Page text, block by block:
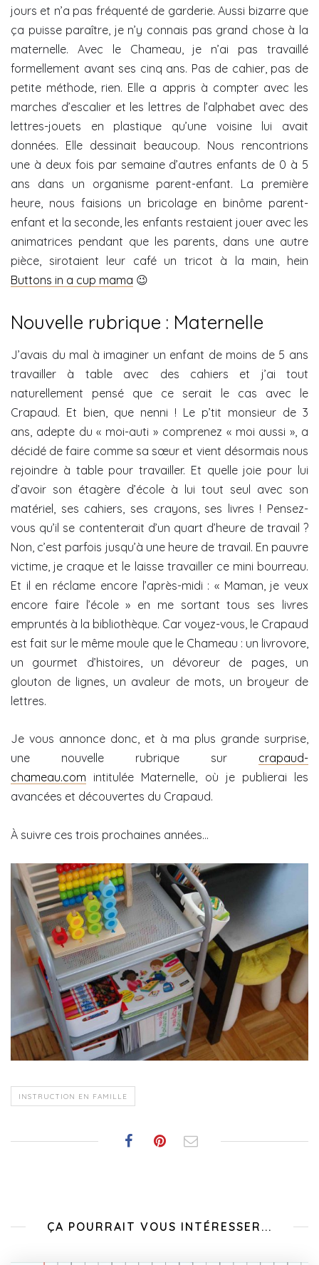
jours et n’a pas fréquenté de garderie. Aussi bizarre que
ça puisse paraître, je n’y connais pas grand chose à la
maternelle. Avec le Chameau, je n’ai pas travaillé
formellement avant ses cinq ans. Pas de cahier, pas de
petite méthode, rien. Elle a appris à compter avec les
marches d’escalier et les lettres de l’alphabet avec des
lettres-jouets en plastique qu’une voisine lui avait
données. Elle dessinait beaucoup. Nous rencontrions
une à deux fois par semaine d’autres enfants de 0 à 5
ans dans un organisme parent-enfant. La première
heure, nous faisions un bricolage en binôme parent-
enfant et la seconde, les enfants restaient jouer avec les
animatrices pendant que les parents, dans une autre
pièce, sirotaient leur café un tricot à la main, hein
Buttons in a cup mama 😉
Nouvelle rubrique : Maternelle
J’avais du mal à imaginer un enfant de moins de 5 ans
travailler à table avec des cahiers et j’ai tout
naturellement pensé que ce serait le cas avec le
Crapaud. Et bien, que nenni ! Le p’tit monsieur de 3
ans, adepte du « moi-auti » comprenez « moi aussi », a
décidé de faire comme sa sœur et vient désormais nous
rejoindre à table pour travailler. Et quelle joie pour lui
d’avoir son étagère d’école à lui tout seul avec son
matériel, ses cahiers, ses crayons, ses livres ! Pensez-
vous qu’il se contenterait d’un quart d’heure de travail ?
Non, c’est parfois jusqu’à une heure de travail. En pauvre
victime, je craque et le laisse travailler ce mini bourreau.
Et il en réclame encore l’après-midi : « Maman, je veux
encore faire l’école » en me sortant tous ses livres
empruntés à la bibliothèque. Car voyez-vous, le Crapaud
est fait sur le même moule que le Chameau : un livrovore,
un gourmet d’histoires, un dévoreur de pages, un
glouton de lignes, un avaleur de mots, un broyeur de
lettres.
Je vous annonce donc, et à ma plus grande surprise,
une nouvelle rubrique sur crapaud-
chameau.com intitulée Maternelle, où je publierai les
avancées et découvertes du Crapaud.
À suivre ces trois prochaines années…
INSTRUCTION EN FAMILLE
ÇA POURRAIT VOUS INTÉRESSER...